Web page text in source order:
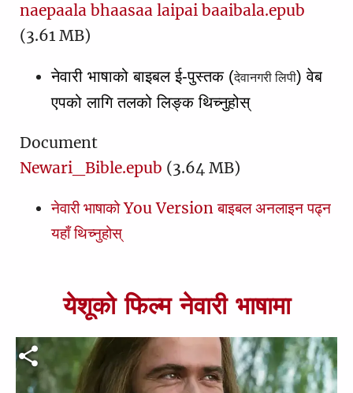
1
३ यूहन्‍ना
1
यहूदा
प्रकाश
2 3 4 5 6 7 8
11
12 13
21
22
naepaala bhaasaa laipai baaibala.epub
(3.61 MB)
नेवारी भाषाको बाइबल ई-पुस्तक (देवानगरी लिपी) वेब
एपको लागि तलको लिङ्क थिच्नुहोस्
Document
Newari_Bible.epub (3.64 MB)
नेवारी भाषाको You Version बाइबल अनलाइन पढ्न
यहाँ थिच्नुहोस्
येशूको फिल्म नेवारी भाषामा